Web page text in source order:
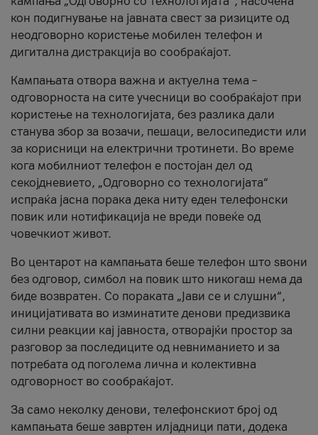
кон подигнување на јавната свест за ризиците од
неодговорно користење мобилен телефон и
дигитална дистракција во сообраќајот.
Кампањата отвора важна и актуелна тема –
одговорноста на сите учесници во сообраќајот при
користење на технологијата, без разлика дали
станува збор за возачи, пешаци, велосипедисти или
за корисници на електрични тротинети. Во време
кога мобилниот телефон е постојан дел од
секојдневието, „Одговорно со технологијата“
испраќа јасна порака дека ниту еден телефонски
повик или нотификација не вреди повеќе од
човечкиот живот.
Во центарот на кампањата беше телефон што ѕвони
без одговор, симбол на повик што никогаш нема да
биде возвратен. Со пораката „Јави се и слушни“,
иницијативата во изминатите денови предизвика
силни реакции кај јавноста, отворајќи простор за
разговор за последиците од невниманието и за
потребата од поголема лична и колективна
одговорност во сообраќајот.
За само неколку денови, телефонскиот број од
кампањата беше завртен илјадници пати, додека